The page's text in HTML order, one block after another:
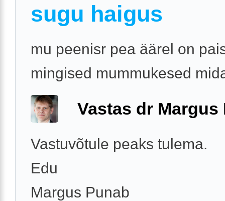
sugu haigus
mu peenisr pea äärel on
mingised mummukesed
Vastas dr Margus
Vastuvõtule peaks tulema.
Edu
Margus Punab